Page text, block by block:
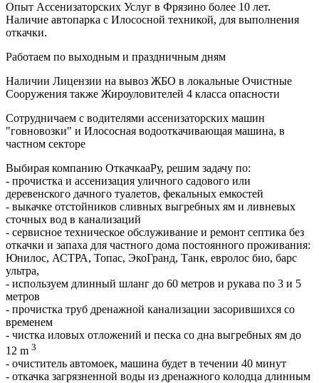
Опыт Ассенизаторских Услуг в Фрязино более 10 лет.
Наличие автопарка с Илососной техникой, для выполнения
откачки.
Работаем по выходным и праздничным дням
Наличии Лицензии на вывоз ЖБО в локальные Очистные
Сооружения также Жироуловителей 4 класса опасности
Сотрудничаем с водителями ассенизаторских машин
"говновозки" и Илососная водооткачивающая машина, в
частном секторе
Выбирая компанию ОткачкааРу, решим задачу по:
- прочистка и ассенизация уличного садового или
деревенского дачного туалетов, фекальных емкостей
- выкачке отстойников сливных выгребных ям и ливневых
сточных вод в канализаций
- сервисное техническое обслуживание и ремонт септика без
откачки и запаха для частного дома постоянного проживания:
Юнилос, АСТРА, Топас, ЭкоГранд, Танк, евролос био, барс
ультра,
- используем длинный шланг до 60 метров и рукава по 3 и 5
метров
- прочистка труб дренажной канализации засорившихся со
временем
- чистка иловых отложений и песка со дна выгребных ям до
12 m 3
- очиститель автомоек, машина будет в течении 40 минут
- откачка загрязненной воды из дренажного колодца длинным